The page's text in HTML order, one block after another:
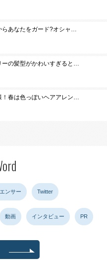
らあなたをガード?オシャ…
ーの髪型がかわいすぎると…
！春は色っぽいヘアアレン…
ンサー Twitter
動画 インタビュー PR